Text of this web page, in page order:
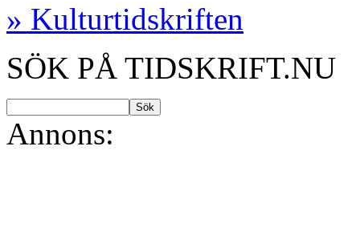
» Kulturtidskriften
SÖK PÅ TIDSKRIFT.NU
Annons: